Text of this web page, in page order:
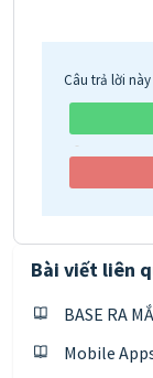
Câu trả lời
Bài viết liên
BASE RA
Mobile